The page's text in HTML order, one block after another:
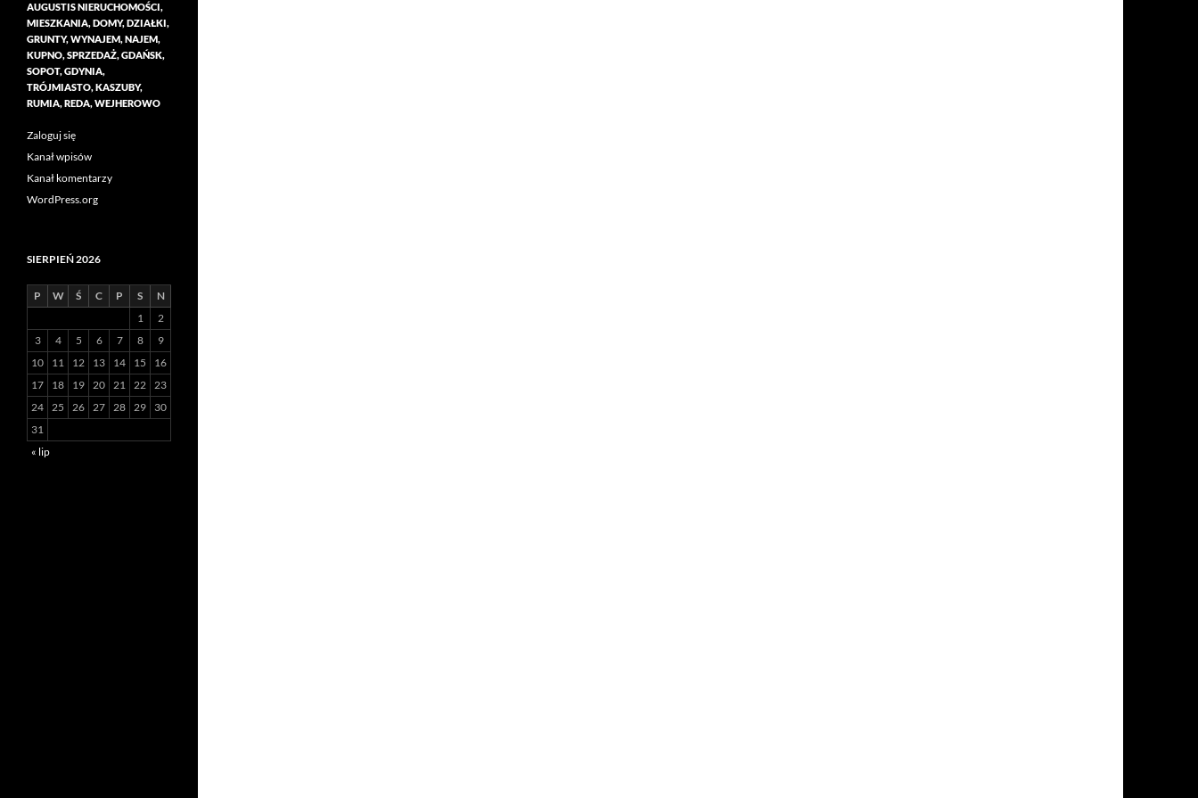
AUGUSTIS NIERUCHOMOŚCI,
MIESZKANIA, DOMY, DZIAŁKI,
GRUNTY, WYNAJEM, NAJEM,
KUPNO, SPRZEDAŻ, GDAŃSK,
SOPOT, GDYNIA,
TRÓJMIASTO, KASZUBY,
RUMIA, REDA, WEJHEROWO
Zaloguj się
Kanał wpisów
Kanał komentarzy
WordPress.org
SIERPIEŃ 2026
P W Ś C P S
N
1
2
3
4 5 6 7 8
9
10
11 12 13 14 15
16
17
18 19 20 21 22 23
24 25 26 27 28 29
30
31
« lip